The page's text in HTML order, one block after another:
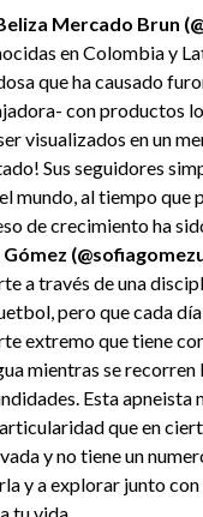
Mercado Brun
en Colombia y
que ha causado
con productos
visualizados en un
Sus seguidores
mundo, al tiempo que
de crecimiento ha
Gómez
a través de una
pero que cada
extremo que tiene
mientras se recorren
Esta apneista
que en
y no tiene un
y a explorar junto
tu vida.